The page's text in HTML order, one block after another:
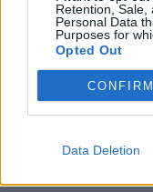
Retention, Sale,
Personal Data
Purposes for
Opted Out
CONFIRM
Data Deletion
Renginiai
Klaipėda kviečia:
čempionato metu –
išskirtinė
visai šeimai